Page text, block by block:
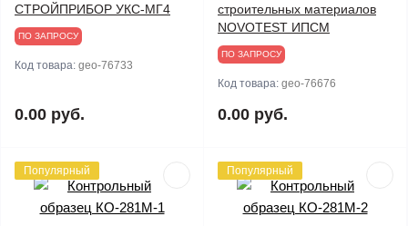
СТРОЙПРИБОР УКС-МГ4
ПО ЗАПРОСУ
Код товара: geo-76733
0.00 руб.
строительных материалов
NOVOTEST ИПСМ
ПО ЗАПРОСУ
Код товара: geo-76676
0.00 руб.
Популярный Популярный